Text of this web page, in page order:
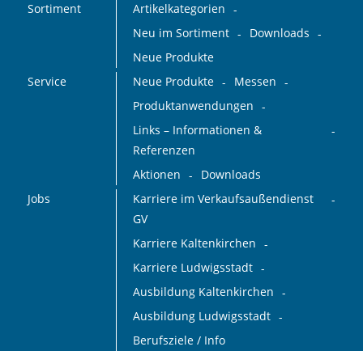
Sortiment
Artikelkategorien
Neu im Sortiment
Downloads
Neue Produkte
Service
Neue Produkte
Messen
Produktanwendungen
Links – Informationen &
Referenzen
Aktionen
Downloads
Jobs
Karriere im Verkaufsaußendienst
GV
Karriere Kaltenkirchen
Karriere Ludwigsstadt
Ausbildung Kaltenkirchen
Ausbildung Ludwigsstadt
Berufsziele / Info